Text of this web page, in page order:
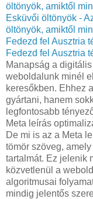
öltönyök, amiktől
Esküvői öltönyök -
öltönyök, amiktől
Fedezd fel Ausztria
Fedezd fel Ausztria
Manapság a
weboldalunk minél
keresőkben. Ehhez
gyártani, hanem
legfontosabb
Meta leírás
De mi is az a Meta
tömör szöveg,
tartalmát. Ez jelenik
közvetlenül a
algoritmusai
mindig jelentős